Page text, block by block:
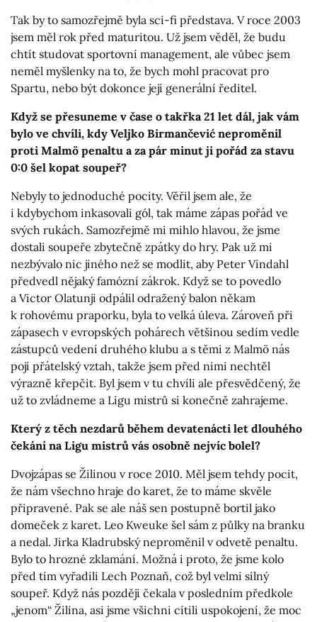
Tak by to samozřejmě byla sci-fi představa. V roce 2003
jsem měl rok před maturitou. Už jsem věděl, že budu
chtít studovat sportovní management, ale vůbec jsem
neměl myšlenky na to, že bych mohl pracovat pro
Spartu, nebo být dokonce její generální ředitel.
Když se přesuneme v čase o takřka 21 let dál, jak vám
bylo ve chvíli, kdy Veljko Birmančević neproměnil
proti Malmö penaltu a za pár minut ji pořád za stavu
0:0 šel kopat soupeř?
Nebyly to jednoduché pocity. Věřil jsem ale, že
i kdybychom inkasovali gól, tak máme zápas pořád ve
svých rukách. Samozřejmě mi mihlo hlavou, že jsme
dostali soupeře zbytečně zpátky do hry. Pak už mi
nezbývalo nic jiného než se modlit, aby Peter Vindahl
předvedl nějaký famózní zákrok. Když se to povedlo
a Victor Olatunji odpálil odražený balon někam
k rohovému praporku, byla to velká úleva. Zároveň při
zápasech v evropských pohárech většinou sedím vedle
zástupců vedení druhého klubu a s těmi z Malmö nás
pojí přátelský vztah, takže jsem před nimi nechtěl
výrazně křepčit. Byl jsem v tu chvíli ale přesvědčený, že
už to zvládneme a Ligu mistrů si konečně zahrajeme.
Který z těch nezdarů během devatenácti let dlouhého
čekání na Ligu mistrů vás osobně nejvíc bolel?
Dvojzápas se Žilinou v roce 2010. Měl jsem tehdy pocit,
že nám všechno hraje do karet, že to máme skvěle
připravené. Pak se ale náš sen postupně bortil jako
domeček z karet. Leo Kweuke šel sám z půlky na branku
a nedal. Jirka Kladrubský neproměnil v odvetě penaltu.
Bylo to hrozné zklamání. Možná i proto, že jsme kolo
před tím vyřadili Lech Poznaň, což byl velmi silný
soupeř. Když nás později čekala v posledním předkole
„jenom“ Žilina, asi jsme všichni cítili uspokojení, že moc